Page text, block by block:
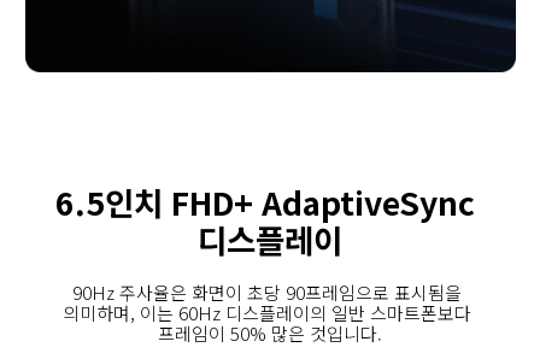
6.5인치 FHD+ AdaptiveSync
디스플레이
90Hz 주사율은 화면이 초당 90프레임으로 표시됨을
의미하며, 이는 60Hz 디스플레이의 일반 스마트폰보다
프레임이 50% 많은 것입니다.